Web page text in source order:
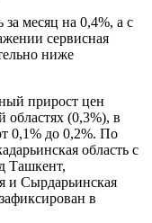
месяц на 0,4%, а с
сервисная
ниже
прирост цен
областях (0,3%), в
0,1% до 0,2%. По
область с
Ташкент,
и Сырдарьинская
в